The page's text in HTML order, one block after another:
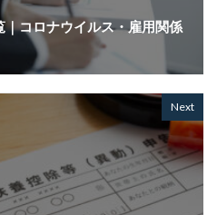
コロナウイルス・雇用関係
Next